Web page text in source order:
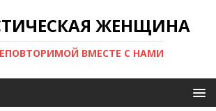
ЖЕНЩИНА
ВМЕСТЕ С НАМИ